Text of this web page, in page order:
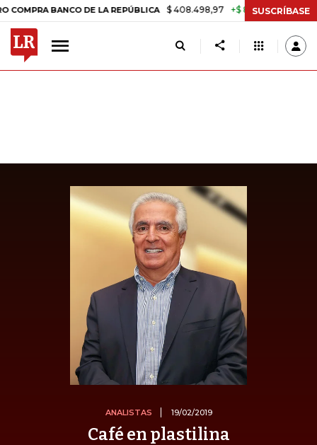
BANCO DE LA REPÚBLICA $ 408.498,97 +$ 8.753,81 +2,19%
SUSCRÍBASE
ANALISTAS 19/02/2019
Café en plastilina